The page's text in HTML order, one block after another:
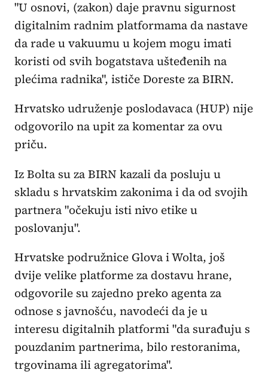
"U osnovi, (zakon) daje pravnu sigurnost
digitalnim radnim platformama da nastave
da rade u vakuumu u kojem mogu imati
koristi od svih bogatstava ušteđenih na
plećima radnika", ističe Doreste za BIRN.
Hrvatsko udruženje poslodavaca (HUP) nije
odgovorilo na upit za komentar za ovu
priču.
Iz Bolta su za BIRN kazali da posluju u
skladu s hrvatskim zakonima i da od svojih
partnera "očekuju isti nivo etike u
poslovanju".
Hrvatske podružnice Glova i Wolta, još
dvije velike platforme za dostavu hrane,
odgovorile su zajedno preko agenta za
odnose s javnošću, navodeći da je u
interesu digitalnih platformi "da surađuju s
pouzdanim partnerima, bilo restoranima,
trgovinama ili agregatorima".